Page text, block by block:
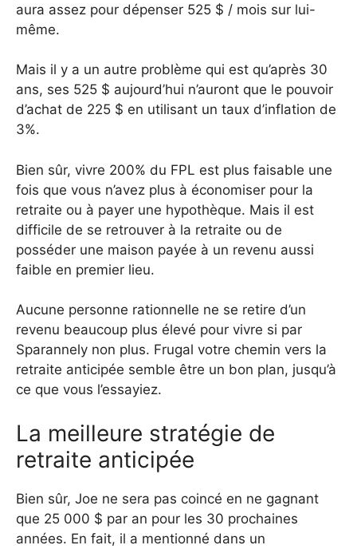
aura assez pour dépenser 525 $ / mois sur lui-
même.
Mais il y a un autre problème qui est qu’après 30
ans, ses 525 $ aujourd’hui n’auront que le pouvoir
d’achat de 225 $ en utilisant un taux d’inflation de
3%.
Bien sûr, vivre 200% du FPL est plus faisable une
fois que vous n’avez plus à économiser pour la
retraite ou à payer une hypothèque. Mais il est
difficile de se retrouver à la retraite ou de
posséder une maison payée à un revenu aussi
faible en premier lieu.
Aucune personne rationnelle ne se retire d’un
revenu beaucoup plus élevé pour vivre si par
Sparannely non plus. Frugal votre chemin vers la
retraite anticipée semble être un bon plan, jusqu’à
ce que vous l’essayiez.
La meilleure stratégie de
retraite anticipée
Bien sûr, Joe ne sera pas coincé en ne gagnant
que 25 000 $ par an pour les 30 prochaines
années. En fait, il a mentionné dans un